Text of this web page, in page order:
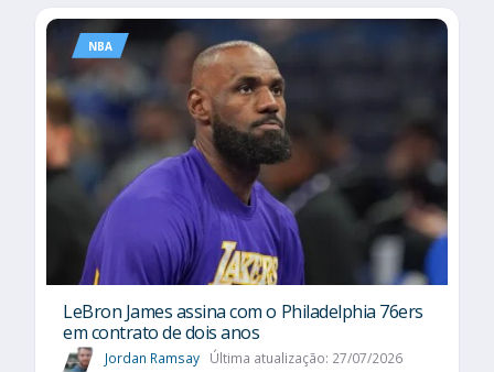
NBA
LeBron James assina com o Philadelphia 76ers
em contrato de dois anos
Jordan Ramsay Última atualização: 27/07/2026